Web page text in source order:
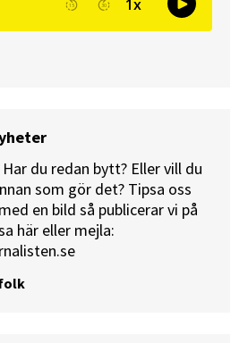
du redan bytt? Eller vill du
som gör det? Tipsa oss
en bild så publicerar vi på
här eller mejla: